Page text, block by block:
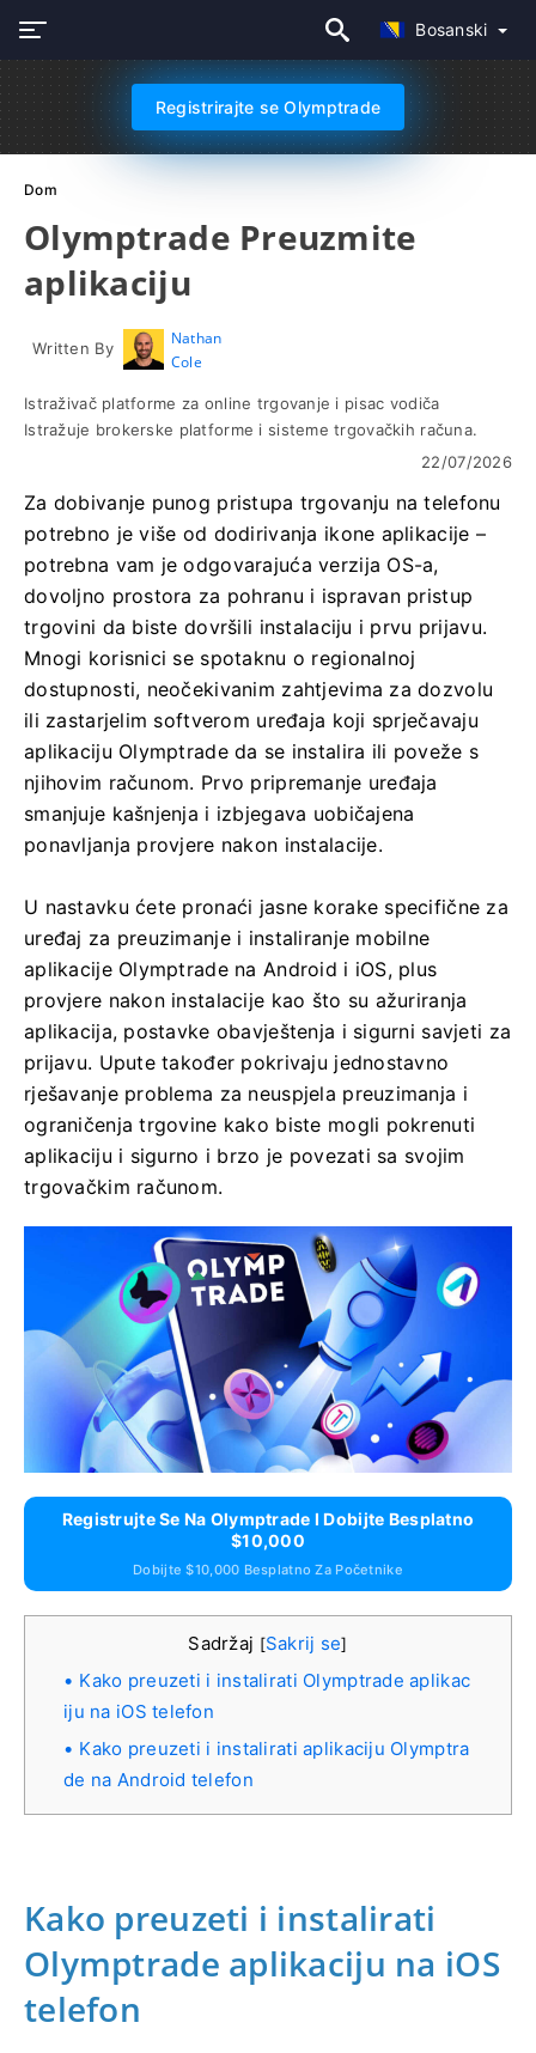
Bosanski
Registrirajte se Olymptrade
Dom
Olymptrade Preuzmite
aplikaciju
Written By
Nathan
Cole
Istraživač platforme za online trgovanje i pisac vodiča
Istražuje brokerske platforme i sisteme trgovačkih računa.
22/07/2026
Za dobivanje punog pristupa trgovanju na telefonu
potrebno je više od dodirivanja ikone aplikacije –
potrebna vam je odgovarajuća verzija OS-a,
dovoljno prostora za pohranu i ispravan pristup
trgovini da biste dovršili instalaciju i prvu prijavu.
Mnogi korisnici se spotaknu o regionalnoj
dostupnosti, neočekivanim zahtjevima za dozvolu
ili zastarjelim softverom uređaja koji sprječavaju
aplikaciju Olymptrade da se instalira ili poveže s
njihovim računom. Prvo pripremanje uređaja
smanjuje kašnjenja i izbjegava uobičajena
ponavljanja provjere nakon instalacije.
U nastavku ćete pronaći jasne korake specifične za
uređaj za preuzimanje i instaliranje mobilne
aplikacije Olymptrade na Android i iOS, plus
provjere nakon instalacije kao što su ažuriranja
aplikacija, postavke obavještenja i sigurni savjeti za
prijavu. Upute također pokrivaju jednostavno
rješavanje problema za neuspjela preuzimanja i
ograničenja trgovine kako biste mogli pokrenuti
aplikaciju i sigurno i brzo je povezati sa svojim
trgovačkim računom.
Registrujte Se Na Olymptrade I Dobijte Besplatno
$10,000
Dobijte $10,000 Besplatno Za Početnike
Sadržaj [Sakrij se]
Kako preuzeti i instalirati Olymptrade aplikac
iju na iOS telefon
Kako preuzeti i instalirati aplikaciju Olymptra
de na Android telefon
Kako preuzeti i instalirati
Olymptrade aplikaciju na iOS
telefon